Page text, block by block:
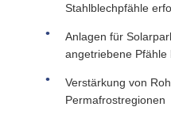
Stahlblechpfähle
Anlagen für
angetriebene Pfähle
Verstärkung von
Permafrostregionen